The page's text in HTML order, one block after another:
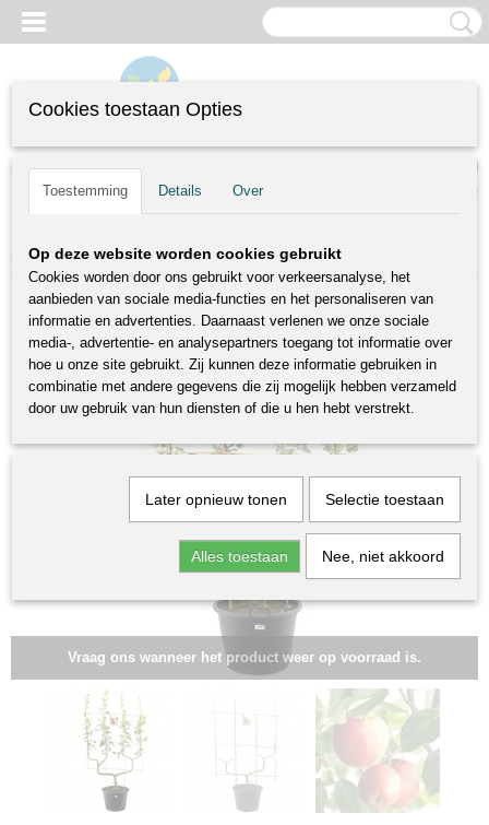
Inloggen
(0)
Home>Fruitbomen> Dubbele U bomen>James Grieve Dubbele U
Vraag ons wanneer het product weer op voorraad is.
Cookies toestaan Opties
Toestemming Details Over
Op deze website worden cookies gebruikt
Cookies worden door ons gebruikt voor verkeersanalyse, het
aanbieden van sociale media-functies en het personaliseren van
informatie en advertenties. Daarnaast verlenen we onze sociale
media-, advertentie- en analysepartners toegang tot informatie over
hoe u onze site gebruikt. Zij kunnen deze informatie gebruiken in
combinatie met andere gegevens die zij mogelijk hebben verzameld
door uw gebruik van hun diensten of die u hen hebt verstrekt.
Later opnieuw tonen Selectie toestaan
Alles toestaan Nee, niet akkoord